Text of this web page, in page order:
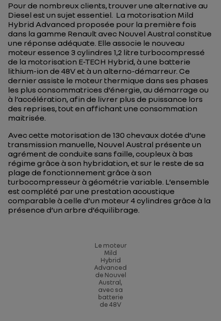
Pour de nombreux clients, trouver une alternative au
Diesel est un sujet essentiel. La motorisation Mild
Hybrid Advanced proposée pour la première fois
dans la gamme Renault avec Nouvel Austral constitue
une réponse adéquate. Elle associe le nouveau
moteur essence 3 cylindres 1,2 litre turbocompressé
de la motorisation E-TECH Hybrid, à une batterie
lithium-ion de 48V et à un alterno-démarreur. Ce
dernier assiste le moteur thermique dans ses phases
les plus consommatrices d’énergie, au démarrage ou
à l’accélération, afin de livrer plus de puissance lors
des reprises, tout en affichant une consommation
maitrisée.
Avec cette motorisation de 130 chevaux dotée d’une
transmission manuelle, Nouvel Austral présente un
agrément de conduite sans faille, coupleux à bas
régime grâce à son hybridation, et sur le reste de sa
plage de fonctionnement grâce à son
turbocompresseur à géométrie variable. L’ensemble
est complété par une prestation acoustique
comparable à celle d’un moteur 4 cylindres grâce à la
présence d’un arbre d’équilibrage.
Le moteur
Mild
Hybrid
Advanced
de Nouvel
Austral,
avec sa
batterie
de 48V